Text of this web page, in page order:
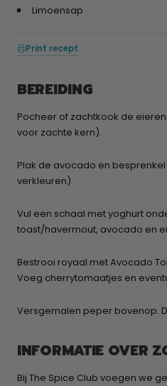
Limoensap
Print recept
BEREIDING
Pocheer of zachtkook de
voor zachte kern).
Plak de avocado en
verkleuren).
Vul een schaal met yoghurt
toast/havermout, avocado en
Bestrooi royaal met Avocado
Voeg cherrytomaatjes en
Versgemalen peper bovenop.
INFORMATIE OVER
Bij The Spice Club voegen we